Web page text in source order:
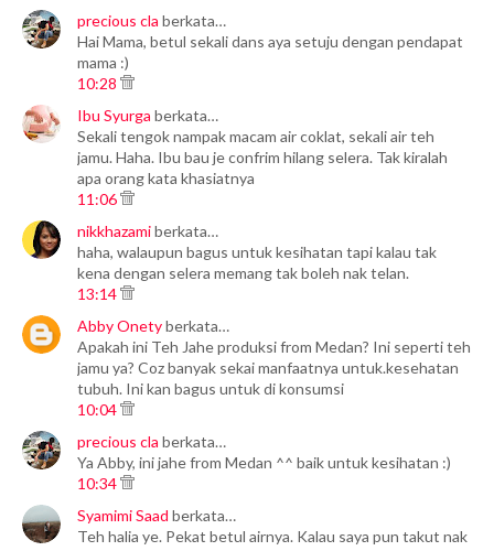
precious cla berkata…
Hai Mama, betul sekali dans aya setuju dengan pendapat
mama :)
10:28
Ibu Syurga berkata…
Sekali tengok nampak macam air coklat, sekali air teh
jamu. Haha. Ibu bau je confrim hilang selera. Tak kiralah
apa orang kata khasiatnya
11:06
nikkhazamiberkata…
haha, walaupun bagus untuk kesihatan tapi kalau tak
kena dengan selera memang tak boleh nak telan.
13:14
Abby Onetyberkata…
Apakah ini Teh Jahe produksi from Medan? Ini seperti teh
jamu ya? Coz banyak sekai manfaatnya untuk.kesehatan
tubuh. Ini kan bagus untuk di konsumsi
10:04
precious cla berkata…
Ya Abby, ini jahe from Medan ^^ baik untuk kesihatan :)
10:34
Syamimi Saad berkata…
Teh halia ye. Pekat betul airnya. Kalau saya pun takut nak